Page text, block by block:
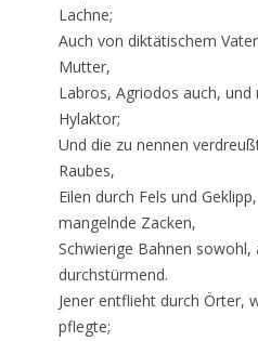
Lachne;
Auch von diktätischem
Mutter,
Labros, Agriodos auch,
Hylaktor;
Und die zu nennen
Raubes,
Eilen durch Fels und
mangelnde Zacken,
Schwierige Bahnen sowohl,
durchstürmend.
Jener entflieht durch Örter,
pflegte;